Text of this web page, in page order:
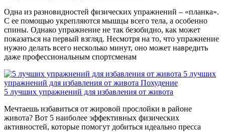
Одна из разновидностей физических упражнений – «планка».
С ее помощью укрепляются мышцы всего тела, а особенно
спины. Однако упражнение не так безобидно, как может
показаться на первый взгляд. Несмотря на то, что упражнение
нужно делать всего несколько минут, оно может навредить
даже профессиональным спортсменам
5 лучших
упражнений для избавления от живота Похудение
5 лучших упражнений для избавления от живота
Мечтаешь избавиться от жировой прослойки в районе
живота? Вот 5 наиболее эффективных физических
активностей, которые помогут добиться идеально пресса